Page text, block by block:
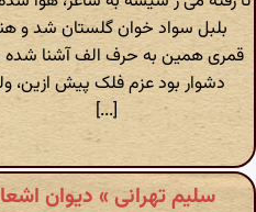
بلبل سواد خوان گلستان شد و
قمری همین به حرف الف آشنا
دشوار بود عزم فلک پیش ازین،
[...]
سلیم تهرانی » دیوان